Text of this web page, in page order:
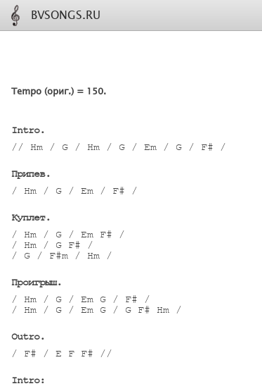
BVSONGS.RU
Tempo (ориг.) = 150.
Intro.
// Hm / G / Hm / G / Em / G / F# /
Припев.
/ Hm / G / Em / F# /
Куплет.
/ Hm / G / Em F# /
/ Hm / G F# /
/ G / F#m / Hm /
Проигрыш.
/ Hm / G / Em G / F# /
/ Hm / G / Em G / G F# Hm /
Outro.
/ F# / E F F# //
Intro: